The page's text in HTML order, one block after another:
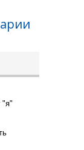
"я"